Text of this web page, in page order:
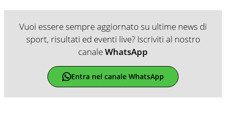
Vuoi essere sempre aggiornato su ultime news di
sport, risultati ed eventi live? Iscriviti al nostro
canaleWhatsApp
Entra nel canale WhatsApp